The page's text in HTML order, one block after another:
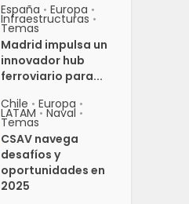
España • Europa •
Infraestructuras •
Temas
Madrid impulsa un
innovador hub
ferroviario para...
Chile • Europa •
LATAM • Naval •
Temas
CSAV navega
desafíos y
oportunidades en
2025